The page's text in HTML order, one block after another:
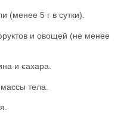
(менее 5 г в сутки).
и овощей (не менее
и сахара.
тела.